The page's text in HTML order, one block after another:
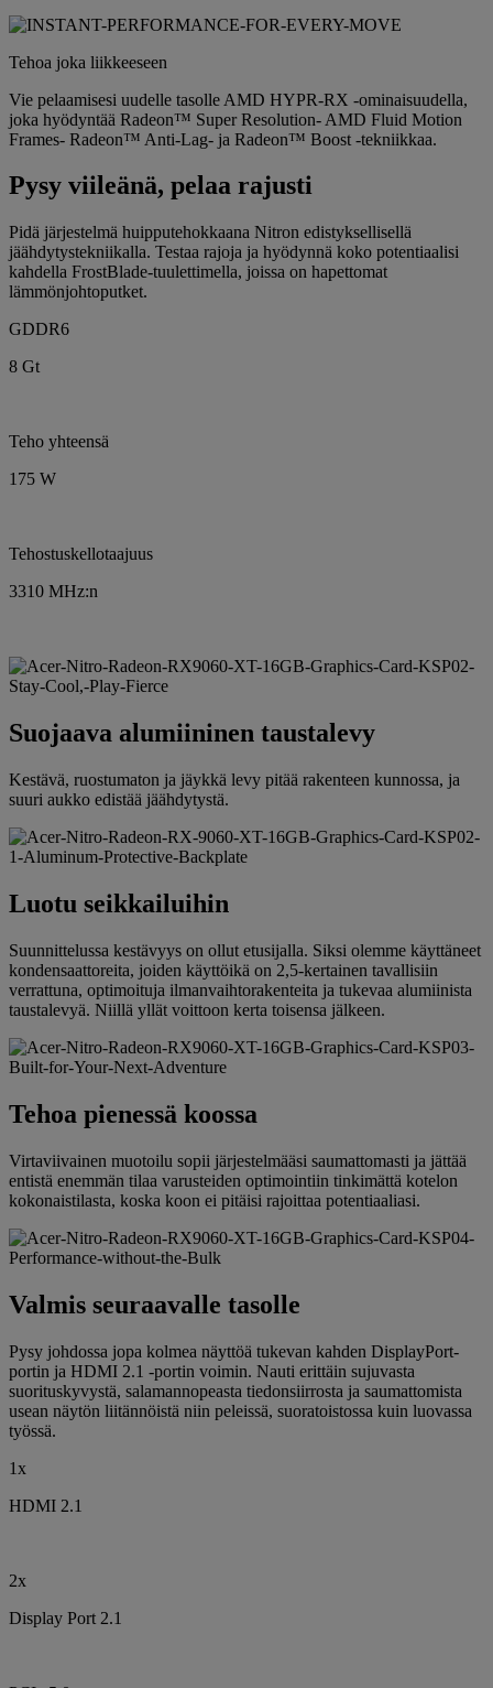
Tehoa joka liikkeeseen
Vie pelaamisesi uudelle tasolle AMD HYPR-RX -ominaisuudella,
joka hyödyntää Radeon™ Super Resolution- AMD Fluid Motion
Frames- Radeon™ Anti-Lag- ja Radeon™ Boost -tekniikkaa.
Pysy viileänä, pelaa rajusti
Pidä järjestelmä huipputehokkaana Nitron edistyksellisellä
jäähdytystekniikalla. Testaa rajoja ja hyödynnä koko potentiaalisi
kahdella FrostBlade-tuulettimella, joissa on hapettomat
lämmönjohtoputket.
GDDR6
8 Gt
Teho yhteensä
175 W
Tehostuskellotaajuus
3310 MHz:n
Suojaava alumiininen taustalevy
Kestävä, ruostumaton ja jäykkä levy pitää rakenteen kunnossa, ja
suuri aukko edistää jäähdytystä.
Luotu seikkailuihin
Suunnittelussa kestävyys on ollut etusijalla. Siksi olemme käyttäneet
kondensaattoreita, joiden käyttöikä on 2,5-kertainen tavallisiin
verrattuna, optimoituja ilmanvaihtorakenteita ja tukevaa alumiinista
taustalevyä. Niillä yllät voittoon kerta toisensa jälkeen.
Tehoa pienessä koossa
Virtaviivainen muotoilu sopii järjestelmääsi saumattomasti ja jättää
entistä enemmän tilaa varusteiden optimointiin tinkimättä kotelon
kokonaistilasta, koska koon ei pitäisi rajoittaa potentiaaliasi.
Valmis seuraavalle tasolle
Pysy johdossa jopa kolmea näyttöä tukevan kahden DisplayPort-
portin ja HDMI 2.1 -portin voimin. Nauti erittäin sujuvasta
suorituskyvystä, salamannopeasta tiedonsiirrosta ja saumattomista
usean näytön liitännöistä niin peleissä, suoratoistossa kuin luovassa
työssä.
1x
HDMI 2.1
2x
Display Port 2.1